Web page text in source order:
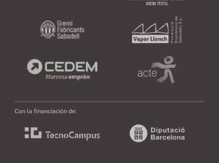
Con la financiación de: